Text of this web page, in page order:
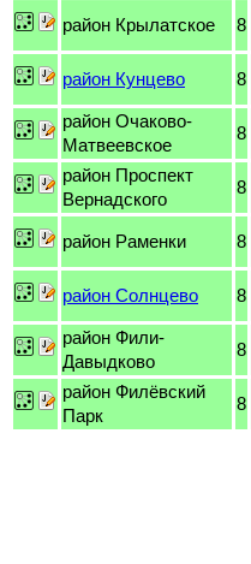
район Крылатское 8
район Кунцево 8
район Очаково-
Матвеевское
8
район Проспект
Вернадского
8
район Раменки 8
район Солнцево 8
район Фили-
Давыдково
8
район Филёвский
Парк
8